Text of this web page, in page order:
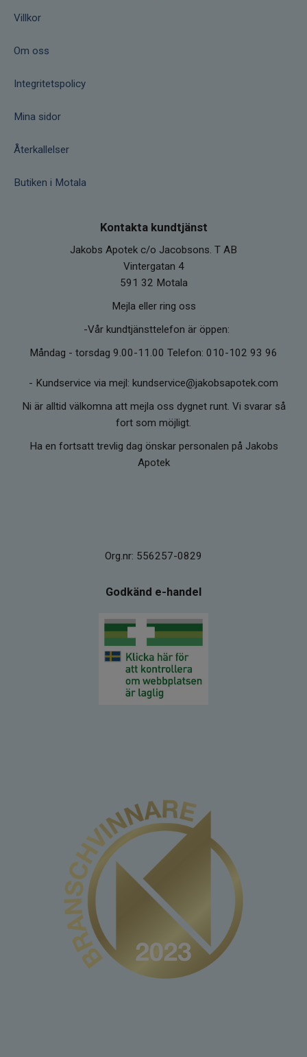
Villkor
Om oss
Integritetspolicy
Mina sidor
Återkallelser
Butiken i Motala
Kontakta kundtjänst
Jakobs Apotek c/o Jacobsons. T AB
Vintergatan 4
591 32 Motala
Mejla eller ring oss
-Vår kundtjänsttelefon är öppen:
Måndag - torsdag 9.00-11.00 Telefon: 010-102 93 96
- Kundservice via mejl: kundservice@jakobsapotek.com
Ni är alltid välkomna att mejla oss dygnet runt. Vi svarar så
fort som möjligt.
Ha en fortsatt trevlig dag önskar personalen på Jakobs
Apotek
Org.nr: 556257-0829
Godkänd e-handel